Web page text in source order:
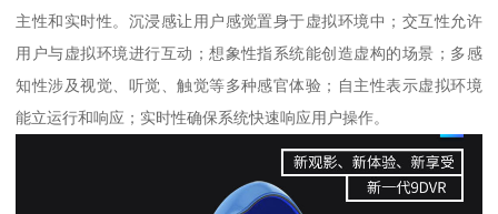
主性和实时性。沉浸感让用户感觉置身于虚拟环境中；交互性允许
用户与虚拟环境进行互动；想象性指系统能创造虚构的场景；多感
知性涉及视觉、听觉、触觉等多种感官体验；自主性表示虚拟环境
能立运行和响应；实时性确保系统快速响应用户操作。